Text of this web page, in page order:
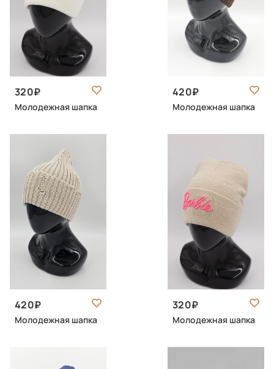
320
Молодежная шапка
420
Молодежная шапка
420
Молодежная шапка
320
Молодежная шапка